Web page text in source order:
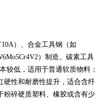
）、合金工具钢（如
）制造。碳素工具
较低，适用于普通软质物料；
硬性和耐磨性提升，适合含纤
粉碎硬质塑料、橡胶或含有少